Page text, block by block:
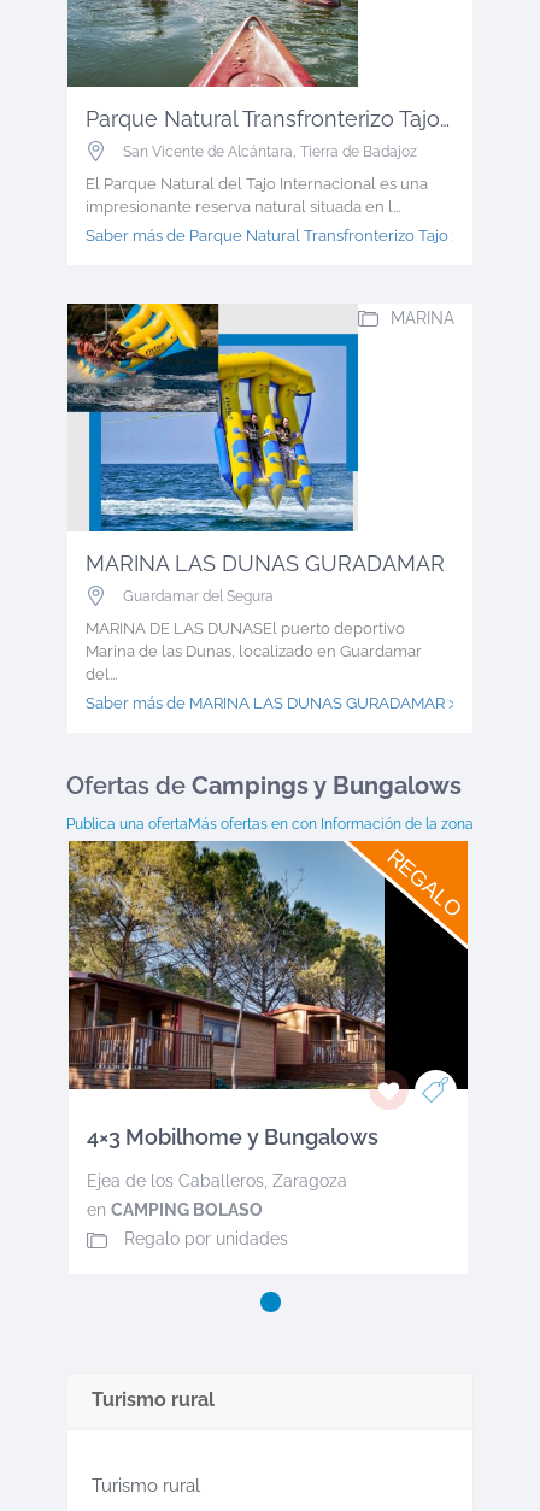
Parque Natural Transfronterizo Tajo ...
San Vicente de Alcántara Tierra de Badajoz
El Parque Natural del Tajo Internacional es una
impresionante reserva natural situada en l...
Saber más de Parque Natural Transfronterizo Tajo >
MARINA LAS DUNAS GURADAMAR
Guardamar del Segura
MARINA DE LAS DUNASEl puerto deportivo
Marina de las Dunas, localizado en Guardamar
del...
MARINA
Saber más de MARINA LAS DUNAS GURADAMAR >
Ofertas de Campings y Bungalows
Publica una oferta Más ofertas en con Información de la zona
REGALO
4×3 Mobilhome y Bungalows
Ejea de los Caballeros, Zaragoza
en CAMPING BOLASO
Regalo por unidades
Turismo rural
Turismo rural